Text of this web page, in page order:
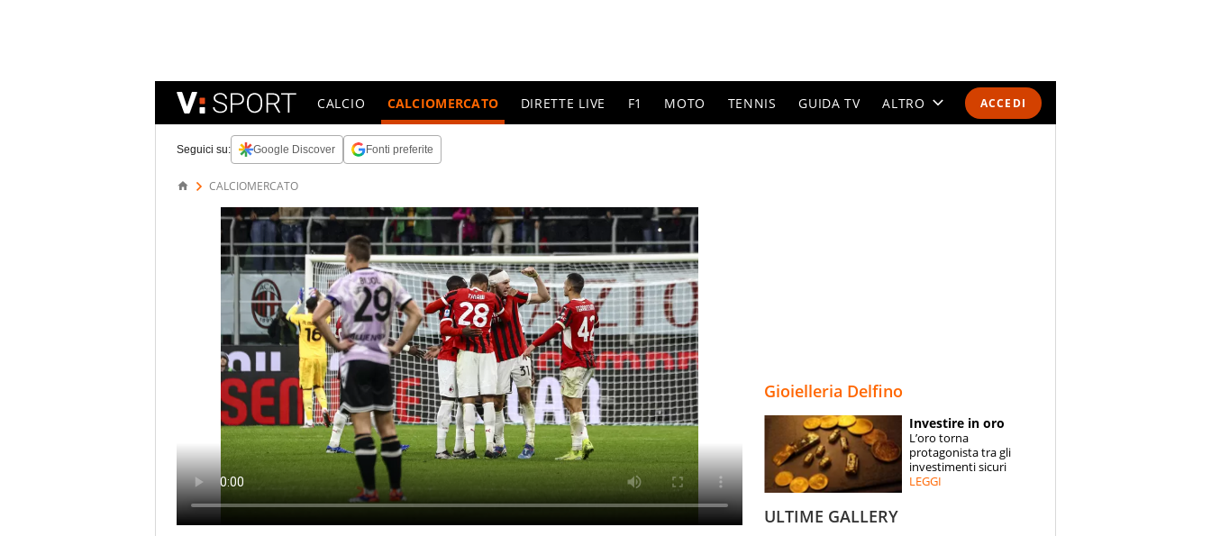
ACCEDI
CALCIO CALCIOMERCATO DIRETTE LIVE F1 MOTO TENNIS GUIDA TV ALTRO
SPECIALI
ESPERTI
Seguici su: Google Discover Fonti preferite
CALCIOMERCATO
Gioielleria Delfino
Investire in oro
L’oro torna
protagonista tra gli
investimenti sicuri
LEGGI
ULTIME GALLERY